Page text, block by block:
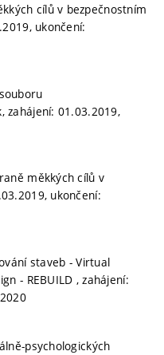
cílů v bezpečnostním
ukončení:
zahájení: 01.03.2019,
měkkých cílů v
ukončení:
staveb - Virtual
- REBUILD , zahájení:
psychologických